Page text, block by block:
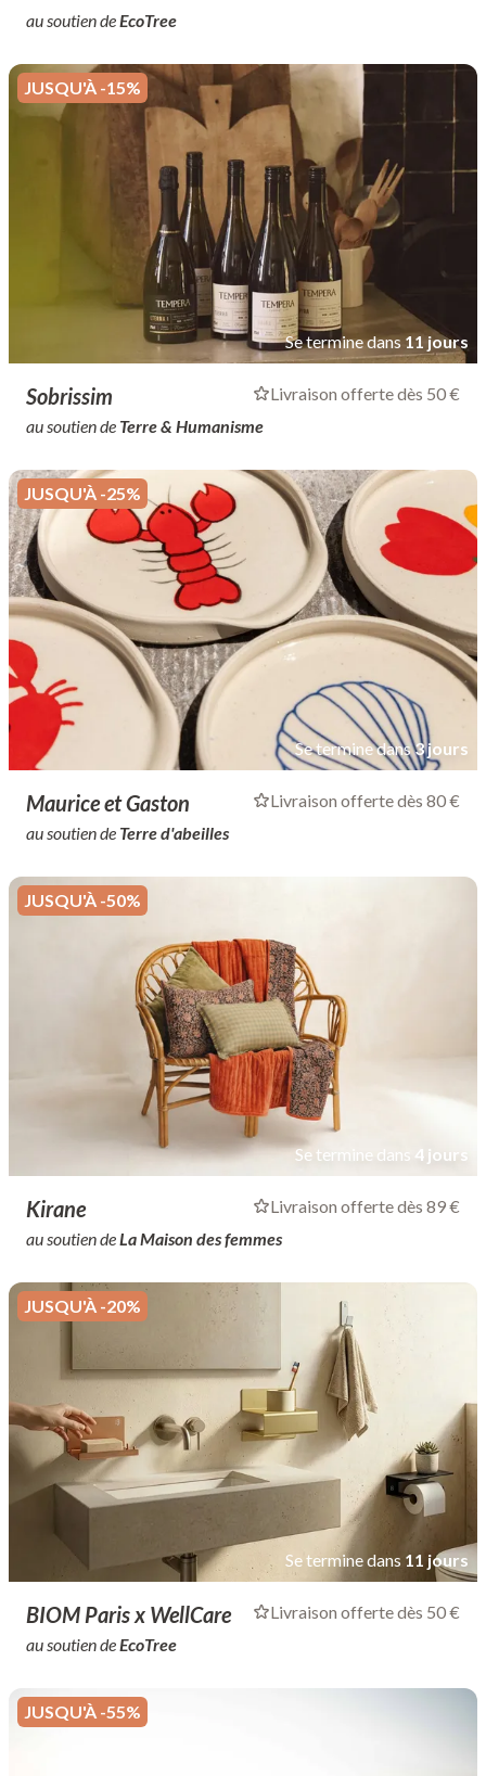
au soutien de EcoTree
JUSQU'À -15%
Se termine dans11 jours
Sobrissim
Livraison offerte dès 50 €
au soutien de Terre & Humanisme
JUSQU'À -25%
Se termine dans3 jours
Maurice et Gaston
Livraison offerte dès 80 €
au soutien de Terre d'abeilles
JUSQU'À -50%
Se termine dans 4 jours
Kirane
Livraison offerte dès 89 €
au soutien deLa Maison des femmes
JUSQU'À -20%
Se termine dans 11 jours
BIOM Paris x WellCare
Livraison offerte dès 50 €
au soutien deEcoTree
JUSQU'À -55%